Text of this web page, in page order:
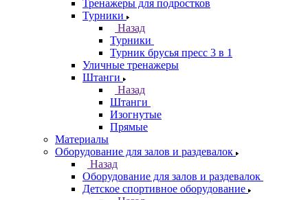
Тренажеры для подростков
Турники
Назад
Турники
Турник брусья пресс 3 в 1
Уличные тренажеры
Штанги
Назад
Штанги
Изогнутые
Прямые
Материалы
Оборудование для залов и раздевалок
Назад
Оборудование для залов и раздевалок
Детское спортивное оборудование